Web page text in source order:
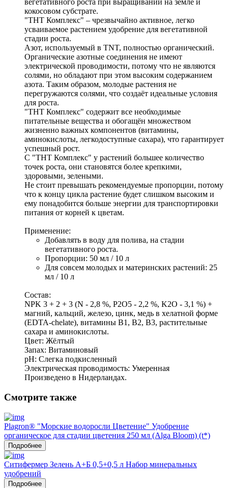
вегетативного роста при выращивании на земле и
кокосовом субстрате.
"ТНТ Комплекс" – чрезвычайно активное, легко
усваиваемое растением удобрение для вегетативной
стадии роста.
Азот, используемый в TNT, полностью органический.
Органические азотные соединения не имеют
электрической проводимости, потому что не являются
солями, но обладают при этом высоким содержанием
азота. Таким образом, молодые растения не
перегружаются солями, что создаёт идеальные условия
для роста.
"ТНТ Комплекс" содержит все необходимые
питательные вещества и обогащён множеством
жизненно важных компонентов (витамины,
аминокислоты, легкодоступные сахара), что гарантирует
успешный рост.
С "ТНТ Комплекс" у растений большее количество
точек роста, они становятся более крепкими,
здоровыми, зелеными.
Не стоит превышать рекомендуемые пропорции, потому
что к концу цикла растение будет слишком высоким и
ему понадобится больше энергии для транспортировки
питания от корней к цветам.
Применение:
Добавлять в воду для полива, на стадии
вегетативного роста.
Пропорции: 50 мл / 10 л
Для совсем молодых и материнских растений: 25
мл / 10 л
Состав:
NPK 3 + 2 + 3 (N - 2,8 %, P2O5 - 2,2 %, K2O - 3,1 %) +
магний, кальций, железо, цинк, медь в хелатной форме
(EDTA-chelate), витамины B1, B2, B3, растительные
сахара и аминокислоты.
Цвет: Жёлтый
Запах: Витаминовый
pH: Слегка подкисленный
Электрическая проводимость: Умеренная
Произведено в Нидерландах.
Смотрите также
Plagron® "Морские водоросли Цветение" Удобрение
органическое для стадии цветения 250 мл (Alga Bloom) (t*)
Подробнее
Ситифермер Зелень А+Б 0,5+0,5 л Набор минеральных
удобрений
Подробнее